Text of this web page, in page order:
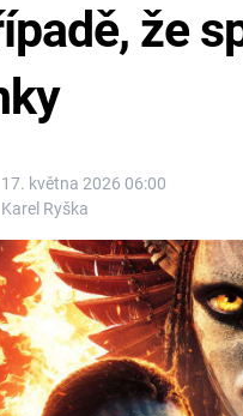
17. května 2026 06:00
Karel Ryška
že